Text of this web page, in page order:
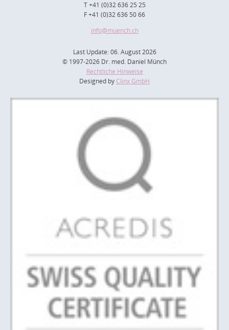
T +41 (0)32 636 25 25
F +41 (0)32 636 50 66
info@muench.ch
Last Update: 06. August 2026
© 1997-2026 Dr. med. Daniel Münch
Rechtliche Hinweise
Designed by Clinx GmbH